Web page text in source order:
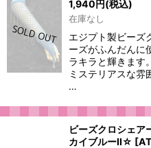
1,940円(税込)
在庫なし
エジプト製ビーズ
ーズがふんだんに
ラキラと輝きます
ミステリアスな雰
…
ビーズクロシェ
カイブルーII☆ [